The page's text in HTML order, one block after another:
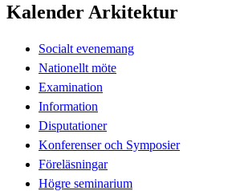
Kalender Arkitektur
Socialt evenemang
Nationellt möte
Examination
Information
Disputationer
Konferenser och Symposier
Föreläsningar
Högre seminarium